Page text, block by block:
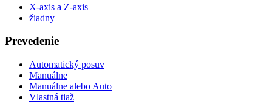
X-axis a Z-axis
žiadny
Prevedenie
Automatický posuv
Manuálne
Manuálne alebo Auto
Vlastná tiaž